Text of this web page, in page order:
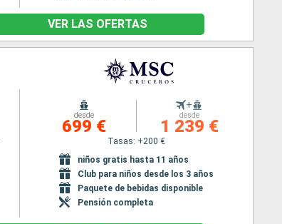
VER LAS OFERTAS
desde
699 €
+
desde
1 239 €
Tasas: +200 €
niños gratis hasta 11 años
Club para niños desde los 3 años
Paquete de bebidas disponible
Pensión completa